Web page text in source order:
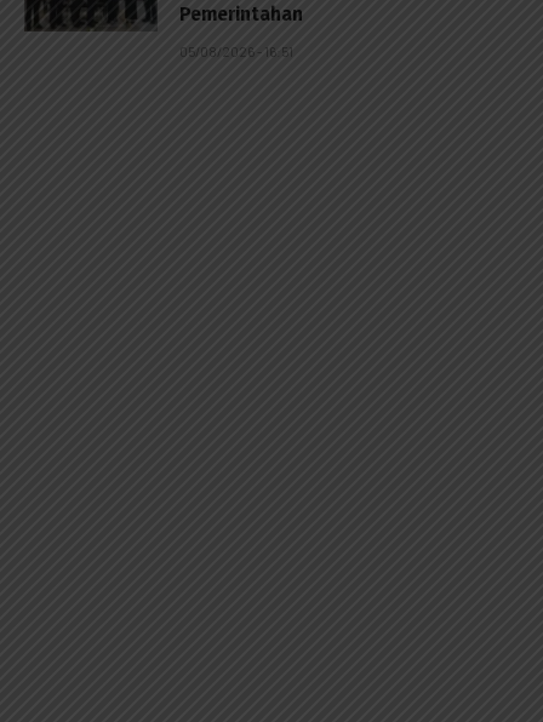
Pemerintahan
05/08/2026 - 16:51